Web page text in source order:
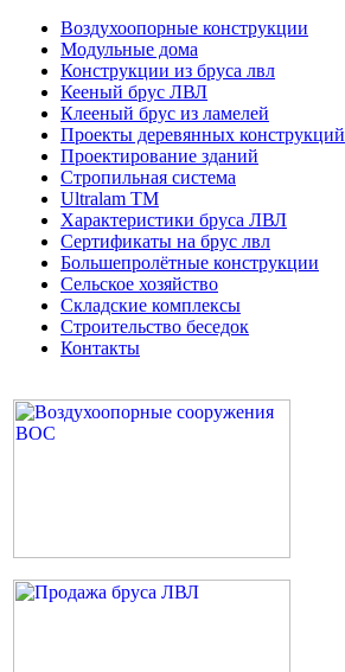
Воздухоопорные конструкции
Модульные дома
Конструкции из бруса лвл
Кееный брус ЛВЛ
Клееный брус из ламелей
Проекты деревянных конструкций
Проектирование зданий
Стропильная система
Ultralam TM
Характеристики бруса ЛВЛ
Сертификаты на брус лвл
Большепролётные конструкции
Сельское хозяйство
Складские комплексы
Строительство беседок
Контакты